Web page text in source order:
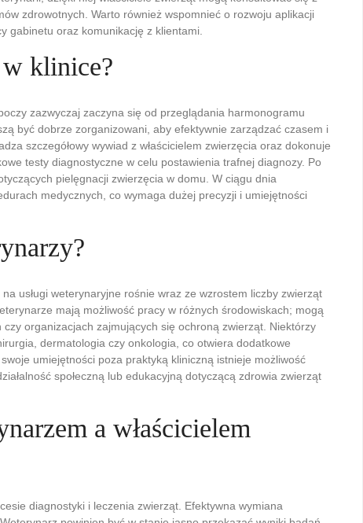
zdrowotnych. Warto również wspomnieć o rozwoju aplikacji
gabinetu oraz komunikację z klientami.
w klinice?
zazwyczaj zaczyna się od przeglądania harmonogramu
być dobrze zorganizowani, aby efektywnie zarządzać czasem i
szczegółowy wywiad z właścicielem zwierzęcia oraz dokonuje
testy diagnostyczne w celu postawienia trafnej diagnozy. Po
pielęgnacji zwierzęcia w domu. W ciągu dnia
medycznych, co wymaga dużej precyzji i umiejętności
usługi weterynaryjne rośnie wraz ze wzrostem liczby zwierząt
mają możliwość pracy w różnych środowiskach; mogą
organizacjach zajmujących się ochroną zwierząt. Niektórzy
dermatologia czy onkologia, co otwiera dodatkowe
umiejętności poza praktyką kliniczną istnieje możliwość
społeczną lub edukacyjną dotyczącą zdrowia zwierząt
a właścicielem
diagnostyki i leczenia zwierząt. Efektywna wymiana